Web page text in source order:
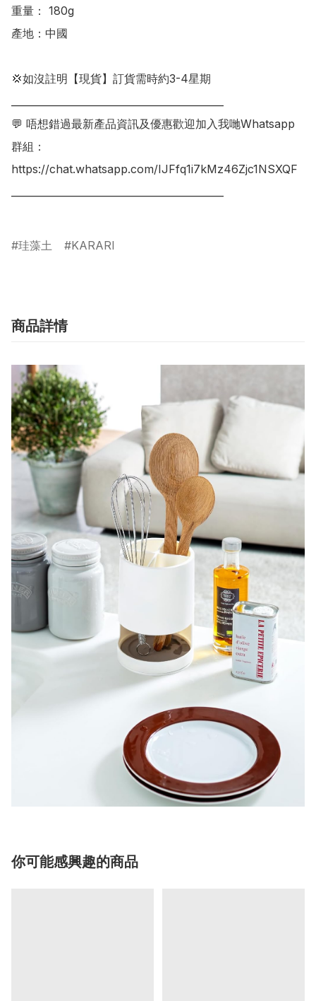
重量： 180g
產地：中國
💢如沒註明【現貨】訂貨需時約3-4星期
💬 唔想錯過最新產品資訊及優惠歡迎加入我哋Whatsapp
群組：
https://chat.whatsapp.com/IJFfq1i7kMz46Zjc1NSXQF
珪藻土 KARARI
商品詳情
你可能感興趣的商品